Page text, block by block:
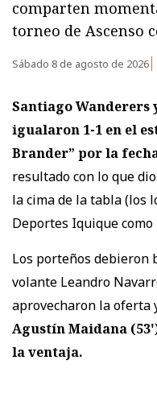
comparten
torneo de Ascenso
Sábado 8 de agosto de 2026
Santiago Wanderers
igualaron 1-1 en el
Brander” por la
resultado con lo que
la cima de la tabla (los
Deportes Iquique como
Los porteños debieron
volante Leandro
aprovecharon la oferta
Agustín Maidana
la ventaja.